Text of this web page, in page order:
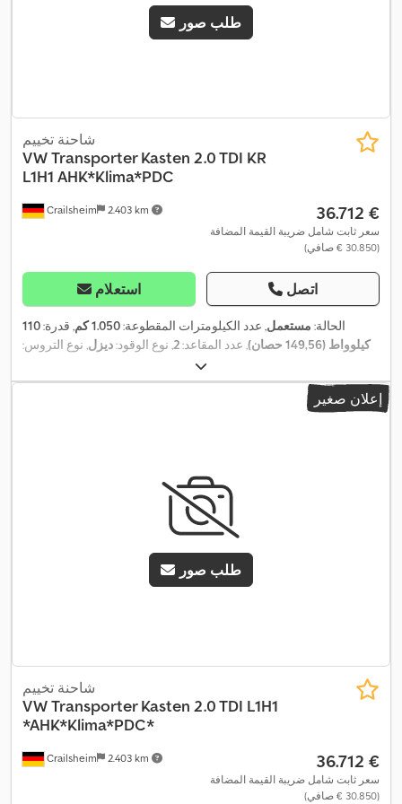
طلب صور
Crailsheim 2.403 km
شاحنة تخييم
VWTransporter Kasten 2.0 TDI KR
L1H1 AHK*Klima*PDC
‏36.712 €
سعر ثابت شامل ضريبة القيمة المضافة
(‏30.850 € صافي)
استعلام اتصل
الحالة: مستعمل, عدد الكيلومترات المقطوعة:1.050 كم , قدرة:110
كيلوواط (149,56 حصان)
, عدد المقاعد:2, نوع الوقود:ديزل, نوع التروس:
06/2026
الكلي:1.984 مم , تكوين المحور:محورين, الوزن الإجمالي:2.800 كجم
,
تعليق:فولاذإعلان صغير
طلب صور
Crailsheim 2.403 km
شاحنة تخييم
VWTransporter Kasten 2.0 TDI L1H1
*AHK*Klima*PDC*
‏36.712 €
سعر ثابت شامل ضريبة القيمة المضافة
(‏30.850 € صافي)